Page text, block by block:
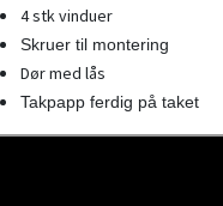
4 stk vinduer
Skruer til montering
Dør med lås
Takpapp ferdig på taket